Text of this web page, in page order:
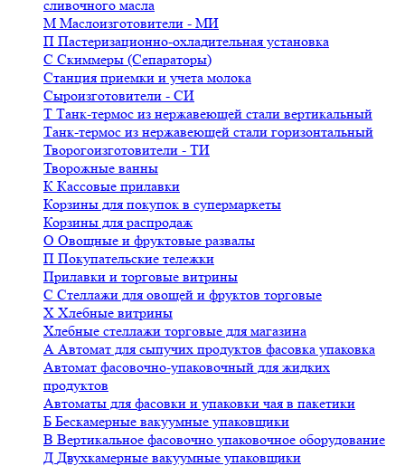
сливочного масла
М Маслоизготовители - МИ
П Пастеризационно-охладительная установка
С Скиммеры (Сепараторы)
Станция приемки и учета молока
Сыроизготовители - СИ
Т Танк-термос из нержавеющей стали вертикальный
Танк-термос из нержавеющей стали горизонтальный
Творогоизготовители - ТИ
Творожные ванны
К Кассовые прилавки
Корзины для покупок в супермаркеты
Корзины для распродаж
О Овощные и фруктовые развалы
П Покупательские тележки
Прилавки и торговые витрины
С Стеллажи для овощей и фруктов торговые
Х Хлебные витрины
Хлебные стеллажи торговые для магазина
А Автомат для сыпучих продуктов фасовка упаковка
Автомат фасовочно-упаковочный для жидких
продуктов
Автоматы для фасовки и упаковки чая в пакетики
Б Бескамерные вакуумные упаковщики
В Вертикальное фасовочно упаковочное оборудование
Д Двухкамерные вакуумные упаковщики